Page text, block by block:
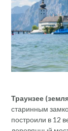
Траунзее
старинным
построили в 12